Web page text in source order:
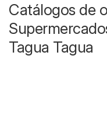
Catálogos de
Tagua Tagua